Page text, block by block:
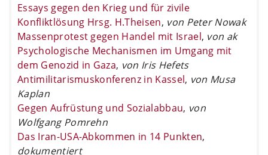
Essays gegen den Krieg und für zivile
Konfliktlösung Hrsg. H.Theisen, von Peter Nowak
Massenprotest gegen Handel mit Israel, von ak
Psychologische Mechanismen im Umgang mit
dem Genozid in Gaza, von Iris Hefets
Antimilitarismuskonferenz in Kassel, von Musa
Kaplan
Gegen Aufrüstung und Sozialabbau, von
Wolfgang Pomrehn
Das Iran-USA-Abkommen in 14 Punkten,
dokumentiert